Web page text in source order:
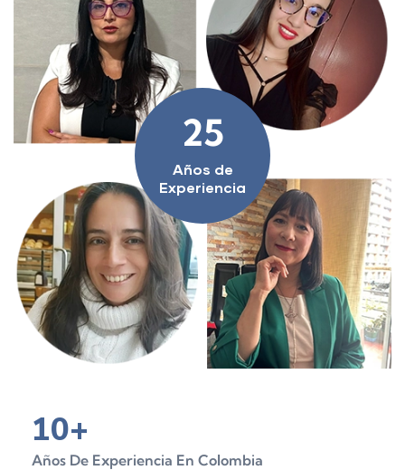
25
Años de
Experiencia
10+
Años De Experiencia En Colombia